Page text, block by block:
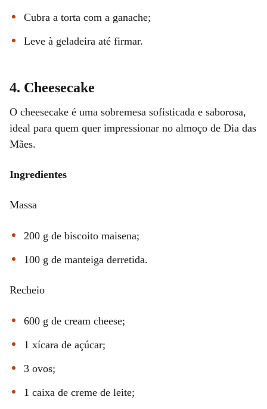
Cubra a torta com a ganache;
Leve à geladeira até firmar.
4. Cheesecake
O cheesecake é uma sobremesa sofisticada e saborosa,
ideal para quem quer impressionar no almoço de Dia das
Mães.
Ingredientes
Massa
200 g de biscoito maisena;
100 g de manteiga derretida.
Recheio
600 g de cream cheese;
1 xícara de açúcar;
3 ovos;
1 caixa de creme de leite;